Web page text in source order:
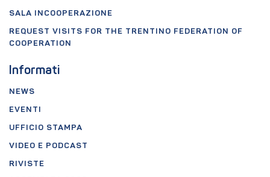
SALA INCOOPERAZIONE
REQUEST VISITS FOR THE TRENTINO FEDERATION OF
COOPERATION
Informati
NEWS
EVENTI
UFFICIO STAMPA
VIDEO E PODCAST
RIVISTE